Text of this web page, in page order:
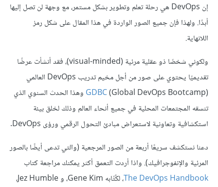
إن DevOps هي رحلة تعلم وتطوير بشكل مستمر، مع وجهة لن تصل إليها
أبدًا. ولهذا فإن جميع الصور الواردة في هذا المقال على شكل رمز
اللانهاية.
ولكوني شخصًا ذو عقلية مرئية (visual-minded)، فقد أنشأت عرضًا
تقديميًا يحتوي على صور من أجل مخيم تدريب DevOps العالمي
GDBC (Global DevOps Bootcamp) وهذا الحدث السنوي الذي
تنسقه المجتمعات المحلية في جميع أنحاء العالم وذلك لخلق بيئة
استكشافية وتعاونية لاستعراض مبادئ التحول الرقمي ورؤى DevOps.
دعنا نستكشف سريعًا أربعة من الصور المرجعية (والتي تدعى أيضًا بالصور
المرئية والإنفوجرافيك). واذا أردت التعمق أكثر يمكنك مراجعة كتاب
The DevOps Handbook
، لكُتّابه Gene Kim، و Jez Humble،